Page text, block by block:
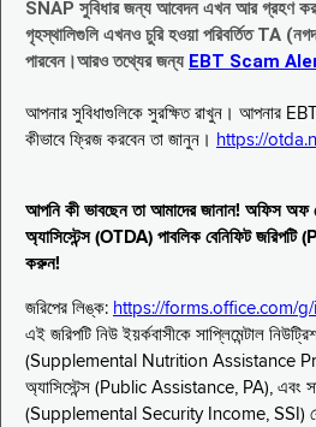
SNAP সুবিধার জন্য আবেদন এখন আর গ্রহণ
গৃহস্থালিগুলি এখনও চুরি হওয়া পরিবর্তিত TA
পারবেন।আরও তথ্যের জন্য EBT Scam
আপনার সুবিধাগুলিকে সুরক্ষিত রাখুন। আপনার EBT
কীভাবে ফ্রিজ করবেন তা জানুন। https://
আপনি কী ভাবছেন তা আমাদের জানান! অফিস অফ
অ্যাসিস্টেন্স (OTDA) পাবলিক বেনিফিট
করুন!
জরিপের লিঙ্ক: https://forms.office.com/
এই জরিপটি নিউ ইয়র্কবাসীকে সাপ্লিমেন্টাল
(Supplemental Nutrition Assistance
অ্যাসিস্টেন্স (Public Assistance, PA), এবং
(Supplemental Security Income, SSI)